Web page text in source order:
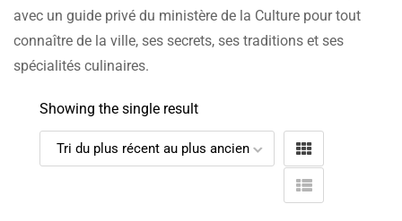
avec un guide privé du ministère de la Culture pour tout
connaître de la ville, ses secrets, ses traditions et ses
spécialités culinaires.
Showing the single result